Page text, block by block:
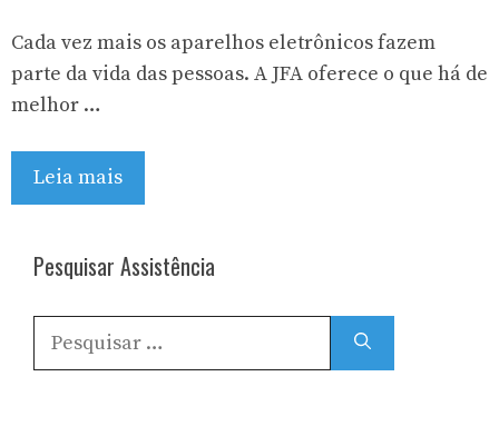
Cada vez mais os aparelhos eletrônicos fazem
parte da vida das pessoas. A JFA oferece o que há de
melhor …
Leia mais
Pesquisar Assistência
Pesquisar
por: